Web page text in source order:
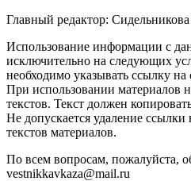
Главный редактор:
Использование информации с
исключительно на следующих
необходимо указывать ссылку на
При использовании материалов
текстов. Текст должен
Не допускается удаление
текстов материалов.
По всем вопросам, пожалуйста,
vestnikkavkaza@mail.ru